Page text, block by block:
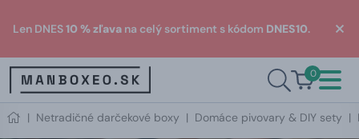
Len DNES10 % zľava na celý sortiment s kódom DNES10.
0
| Netradičné darčekové boxy | Domáce pivovary & DIY sety |